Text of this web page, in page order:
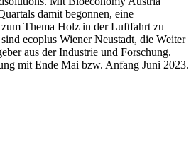
damit begonnen, eine
Thema Holz in der Luftfahrt zu
ecoplus Wiener Neustadt, die Weiter
aus der Industrie und Forschung.
mit Ende Mai bzw. Anfang Juni 2023.